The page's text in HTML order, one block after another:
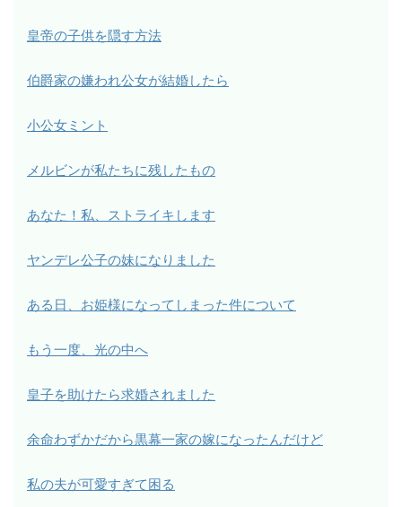
皇帝の子供を隠す方法
伯爵家の嫌われ公女が結婚したら
小公女ミント
メルビンが私たちに残したもの
あなた！私、ストライキします
ヤンデレ公子の妹になりました
ある日、お姫様になってしまった件について
もう一度、光の中へ
皇子を助けたら求婚されました
余命わずかだから黒幕一家の嫁になったんだけど
私の夫が可愛すぎて困る